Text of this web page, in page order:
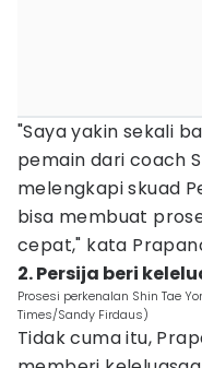
"Saya yakin sekali
pemain dari coach
melengkapi skuad
bisa membuat
cepat," kata
2. Persija beri
Prosesi perkenalan Shin Tae
Times/Sandy Firdaus)
Tidak cuma itu,